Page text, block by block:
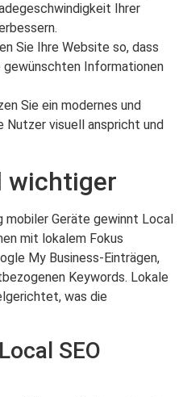
Ihrer
Sie Ihre Website so, dass
gewünschten Informationen
Sie ein modernes und
Nutzer visuell anspricht und
wichtiger
mobiler Geräte gewinnt Local
mit lokalem Fokus
My Business-Einträgen,
Keywords. Lokale
was die
SEO